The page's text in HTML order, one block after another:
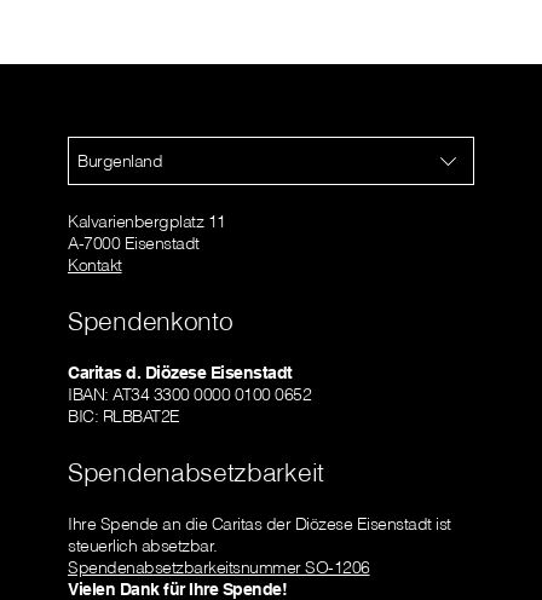
Burgenland
Kalvarienbergplatz 11
A-7000 Eisenstadt
Kontakt
Spendenkonto
Caritas d. Diözese Eisenstadt
IBAN: AT34 3300 0000 0100 0652
BIC: RLBBAT2E
Spendenabsetzbarkeit
Ihre Spende an die Caritas der Diözese Eisenstadt ist
steuerlich absetzbar.
Spendenabsetzbarkeitsnummer SO-1206
Vielen Dank für Ihre Spende!